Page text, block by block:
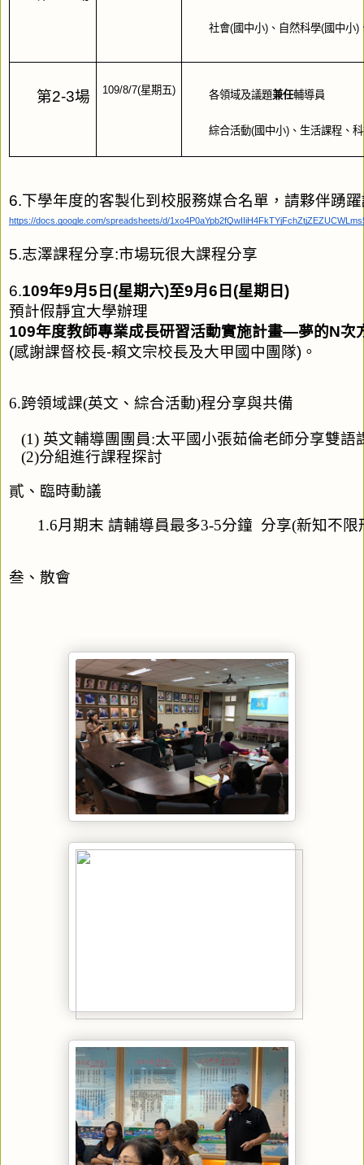
社會(國中小)、自然科學(國中小
第2-3場 109/8/7(星期五) 各領域及議題兼任輔導員
綜合活動(國中小)、生活課程、
6.下學年度的客製化到校服務媒合名單，請夥伴踴
https://docs.google.com/spreadsheets/d/
5.志澤課程分享:市場玩很大課程分享
6.109年9月5日(星期六)至9月6日(星期日)
預計假靜宜大學辦理
109年度教師專業成長研習活動實施計畫—夢的N次
(感謝課督校長-賴文宗校長及大甲國中團隊)。
6.跨領域課(英文、綜合活動)程分享與共備
(1) 英文輔導團團員:太平國小張茹倫老師分享雙
(2)分組進行課程探討
貳、臨時動議
1.6月期末 請輔導員最多3-5分鐘  分享(新知不限
叁、散會